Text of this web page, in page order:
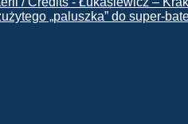
„paluszka” do super-